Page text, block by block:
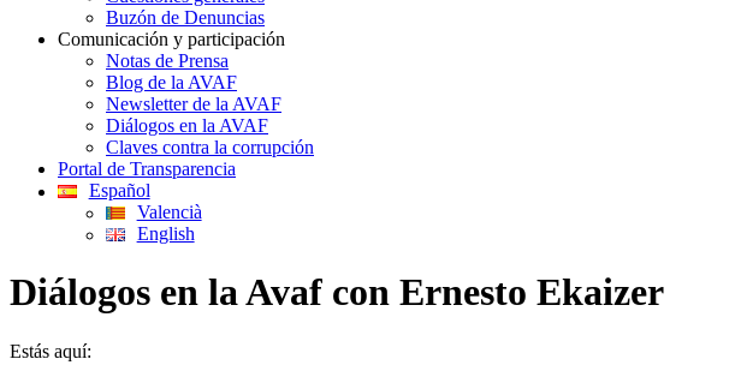
Buzón de Denuncias
Comunicación y participación
Notas de Prensa
Blog de la AVAF
Newsletter de la AVAF
Diálogos en la AVAF
Claves contra la corrupción
Portal de Transparencia
Español
Valencià
English
Diálogos en la Avaf con Ernesto Ekaizer
Estás aquí: